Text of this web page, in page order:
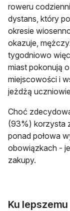
roweru
dystans, który
okresie
okazuje,
tygodniowo
miast pokonują
miejscowości i
jeżdżą
Choć
(93%) korzysta
ponad połowa
obowiązkach -
zakupy.
Ku lepszemu